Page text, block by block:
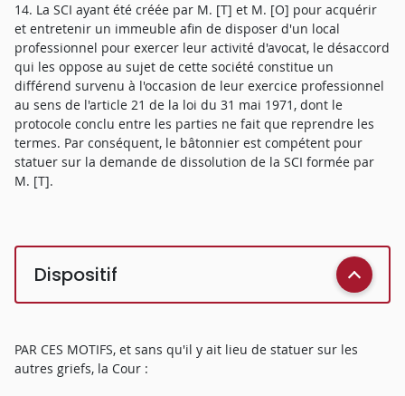
14. La SCI ayant été créée par M. [T] et M. [O] pour acquérir
et entretenir un immeuble afin de disposer d'un local
professionnel pour exercer leur activité d'avocat, le désaccord
qui les oppose au sujet de cette société constitue un
différend survenu à l'occasion de leur exercice professionnel
au sens de l'article 21 de la loi du 31 mai 1971, dont le
protocole conclu entre les parties ne fait que reprendre les
termes. Par conséquent, le bâtonnier est compétent pour
statuer sur la demande de dissolution de la SCI formée par
M. [T].
Dispositif
PAR CES MOTIFS, et sans qu'il y ait lieu de statuer sur les
autres griefs, la Cour :